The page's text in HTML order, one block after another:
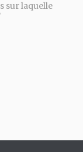
sur laquelle